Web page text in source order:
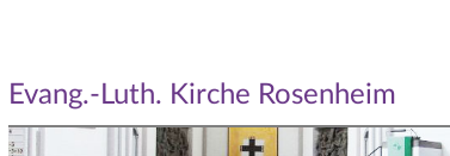
Evang.-Luth. Kirche Rosenheim